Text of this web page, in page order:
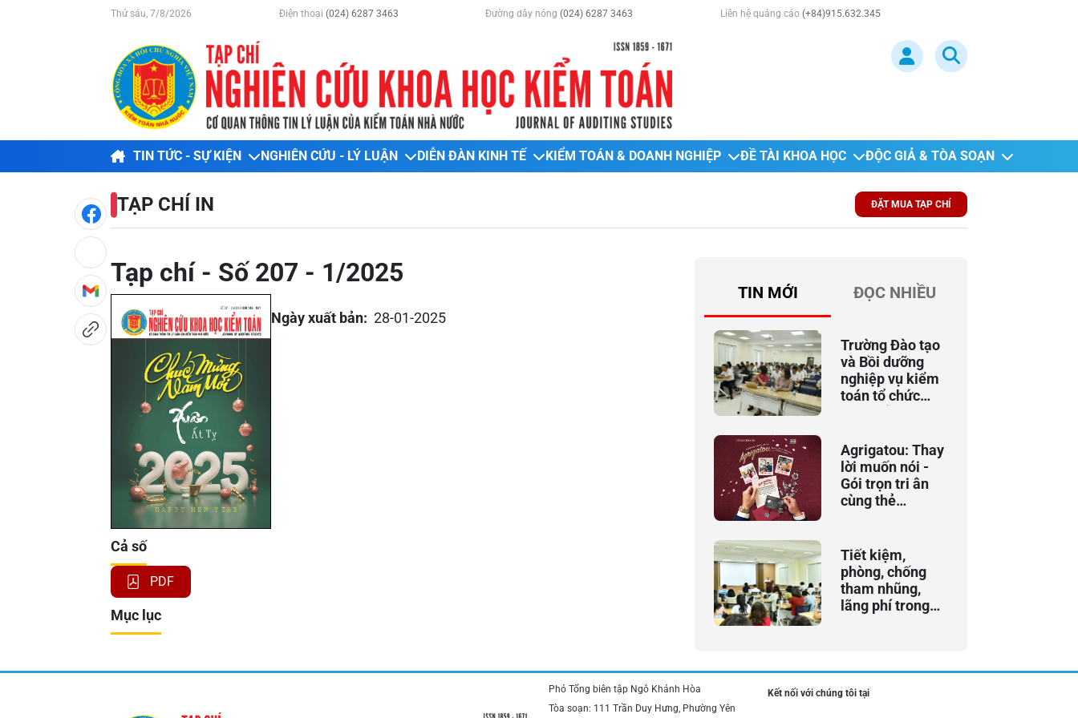
Thứ sáu, 7/8/2026 Điện thoại (024) 6287 3463 Đường dây nóng (024) 6287 3463 Liên hệ quảng cáo (+84)915.632.345
TIN TỨC - SỰ KIỆN NGHIÊN CỨU - LÝ LUẬN DIỄN ĐÀN KINH TẾ KIỂM TOÁN & DOANH NGHIỆP ĐỀ TÀI KHOA HỌC ĐỘC GIẢ & TÒA SOẠN
TẠP CHÍ IN ĐẶT MUA TẠP CHÍ
Tạp chí - Số 207 - 1/2025
Ngày xuất bản: 28-01-2025
Cả số
PDF
Mục lục
TIN MỚI ĐỌC NHIỀU
Trường Đào tạo
và Bồi dưỡng
nghiệp vụ kiểm
toán tổ chức
dưỡng chuyên
đề “An toàn vốn
và xếp hạng
ngân hàng
thương mại”
Agrigatou: Thay
lời muốn nói -
Gói trọn tri ân
cùng thẻ
Tiết kiệm,
phòng, chống
tham nhũng,
lãng phí trong
Phó Tổng biên tập Ngô Khánh Hòa
Tòa soạn: 111 Trần Duy Hưng, Phường Yên
Kết nối với chúng tôi tại